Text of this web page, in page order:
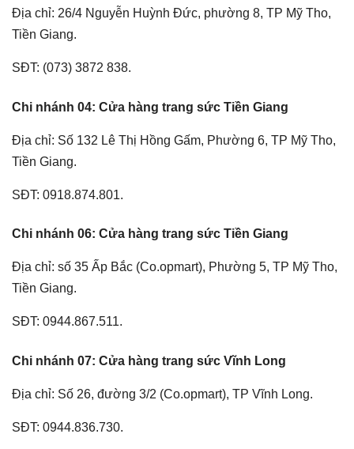
Địa chỉ: 26/4 Nguyễn Huỳnh Đức, phường 8, TP Mỹ Tho,
Tiền Giang.
SĐT: (073) 3872 838.
Chi nhánh 04: Cửa hàng trang sức Tiền Giang
Địa chỉ: Số 132 Lê Thị Hồng Gấm, Phường 6, TP Mỹ Tho,
Tiền Giang.
SĐT: 0918.874.801.
Chi nhánh 06: Cửa hàng trang sức Tiền Giang
Địa chỉ: số 35 Ấp Bắc (Co.opmart), Phường 5, TP Mỹ Tho,
Tiền Giang.
SĐT: 0944.867.511.
Chi nhánh 07: Cửa hàng trang sức Vĩnh Long
Địa chỉ: Số 26, đường 3/2 (Co.opmart), TP Vĩnh Long.
SĐT: 0944.836.730.